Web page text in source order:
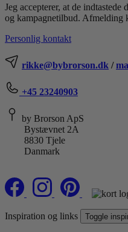
Jeg accepterer, at de indtastede
og kampagnetilbud. Afmelding
Personlig kontakt
rikke@bybrorson.dk /
+45 23240903
by Brorson ApS
Bystævnet 2A
8830 Tjele
Danmark
Inspiration og links Toggle